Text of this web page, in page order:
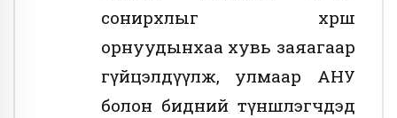
сонирхлыг хөрш
орнуудынхаа хувь заяагаар
гүйцэлдүүлж, улмаар АНУ
болон бидний түншлэгчдэд